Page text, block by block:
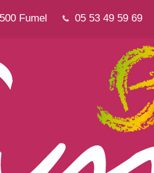
Fumel 05 53 49 59 69